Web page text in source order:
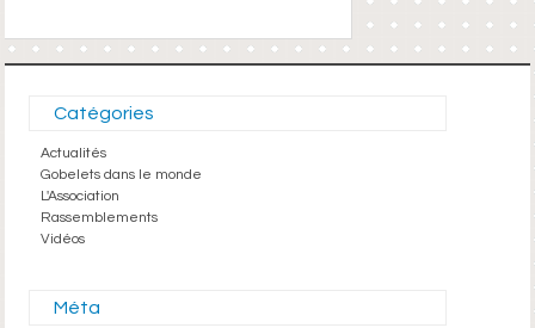
Catégories
Actualités
Gobelets dans le monde
L'Association
Rassemblements
Vidéos
Méta